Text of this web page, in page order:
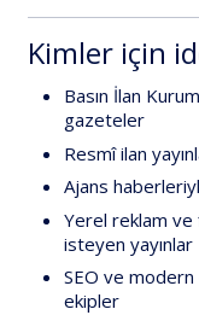
Kimler için
Basın İlan
gazeteler
Resmî ilan
Ajans
Yerel reklam
isteyen yayınlar
SEO ve
ekipler